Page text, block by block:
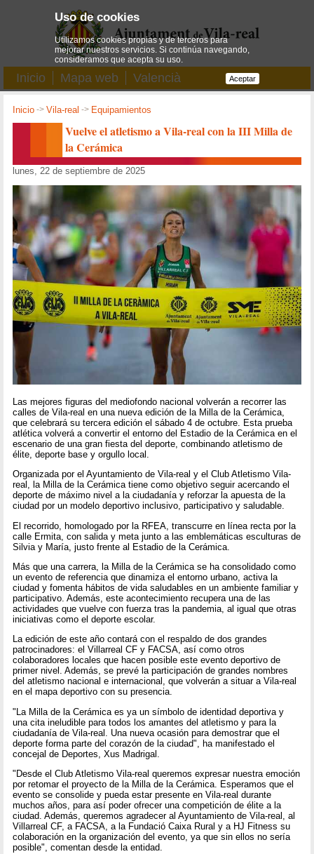
Inicio Mapa web Valencià
Inicio ->Vila-real -> Equipamientos
Vuelve el atletismo a Vila-real con la III Milla de
la Cerámica
lunes, 22 de septiembre de 2025
Las mejores figuras del mediofondo nacional volverán a recorrer las
calles de Vila-real en una nueva edición de la Milla de la Cerámica,
que celebrará su tercera edición el sábado 4 de octubre. Esta prueba
atlética volverá a convertir el entorno del Estadio de la Cerámica en el
escenario de una gran fiesta del deporte, combinando atletismo de
élite, deporte base y orgullo local.
Organizada por el Ayuntamiento de Vila-real y el Club Atletismo Vila-
real, la Milla de la Cerámica tiene como objetivo seguir acercando el
deporte de máximo nivel a la ciudadanía y reforzar la apuesta de la
ciudad por un modelo deportivo inclusivo, participativo y saludable.
El recorrido, homologado por la RFEA, transcurre en línea recta por la
calle Ermita, con salida y meta junto a las emblemáticas esculturas de
Silvia y María, justo frente al Estadio de la Cerámica.
Más que una carrera, la Milla de la Cerámica se ha consolidado como
un evento de referencia que dinamiza el entorno urbano, activa la
ciudad y fomenta hábitos de vida saludables en un ambiente familiar y
participativo. Además, este acontecimiento recupera una de las
actividades que vuelve con fuerza tras la pandemia, al igual que otras
iniciativas como el deporte escolar.
La edición de este año contará con el respaldo de dos grandes
patrocinadores: el Villarreal CF y FACSA, así como otros
colaboradores locales que hacen posible este evento deportivo de
primer nivel. Además, se prevé la participación de grandes nombres
del atletismo nacional e internacional, que volverán a situar a Vila-real
en el mapa deportivo con su presencia.
"La Milla de la Cerámica es ya un símbolo de identidad deportiva y
una cita ineludible para todos los amantes del atletismo y para la
ciudadanía de Vila-real. Una nueva ocasión para demostrar que el
deporte forma parte del corazón de la ciudad", ha manifestado el
concejal de Deportes, Xus Madrigal.
"Desde el Club Atletismo Vila-real queremos expresar nuestra emoción
por retomar el proyecto de la Milla de la Cerámica. Esperamos que el
evento se consolide y pueda estar presente en Vila-real durante
muchos años, para así poder ofrecer una competición de élite a la
ciudad. Además, queremos agradecer al Ayuntamiento de Vila-real, al
Villarreal CF, a FACSA, a la Fundació Caixa Rural y a HJ Fitness su
colaboración en la organización del evento, ya que sin ellos no sería
posible", comentan desde la entidad.
Uso de cookies
Utilizamos cookies propias y de terceros para
mejorar nuestros servicios. Si continúa navegando,
consideramos que acepta su uso.
Aceptar